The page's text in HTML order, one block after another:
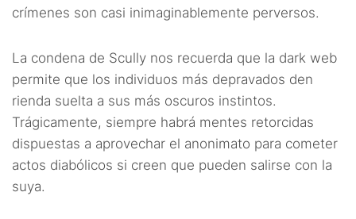
crímenes son casi inimaginablemente perversos.
La condena de Scully nos recuerda que la dark web
permite que los individuos más depravados den
rienda suelta a sus más oscuros instintos.
Trágicamente, siempre habrá mentes retorcidas
dispuestas a aprovechar el anonimato para cometer
actos diabólicos si creen que pueden salirse con la
suya.